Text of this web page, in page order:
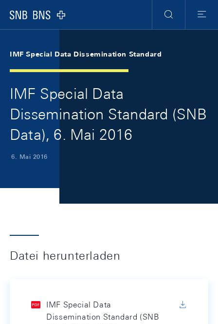
Logo
Suche
Menu
IMF Special Data Dissemination Standard
IMF Special Data
Dissemination Standard (SNB
Data), 6. Mai 2016
6. Mai 2016
Datei herunterladen
IMF Special Data
Dissemination Standard (SNB